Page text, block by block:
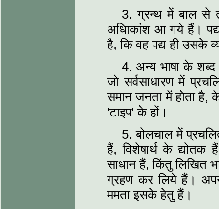
3. ग्रन्थ में बाल से
अधिाकांश आ गये हैं।
है, कि वह पद्य ही उसके
4. अन्य भाषा के
जो सर्वसाधारण में
समान जनता में होता है,
'टाइप' के हों।
5. बोलचाल में
हैं, विशेषार्थ के
साधान हैं, किंतु लिखित
ग्रहण कर लिये हैं।
ममता इसके हेतु हैं।